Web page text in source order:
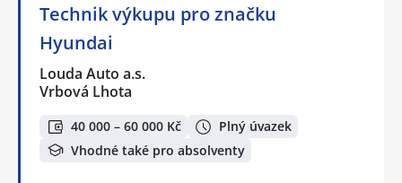
Technik výkupu pro značku
Hyundai
Louda Auto a.s.
Vrbová Lhota
40 000 – 60 000 Kč
Plný úvazek
Vhodné také pro absolventy